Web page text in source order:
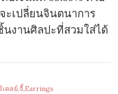
ะเปลี่ยนจินตนาการ
งานศิลปะที่สวมใส่ได้
เคลย์,จี้,Earrings